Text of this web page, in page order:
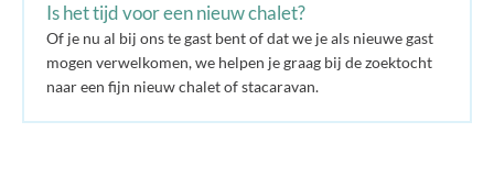
Is het tijd voor een nieuw chalet?
Of je nu al bij ons te gast bent of dat we je als nieuwe gast
mogen verwelkomen, we helpen je graag bij de zoektocht
naar een fijn nieuw chalet of stacaravan.